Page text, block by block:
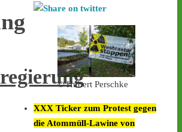
© Hubert Perschke
XXX Ticker zum Protest gegen
die Atommüll-Lawine von